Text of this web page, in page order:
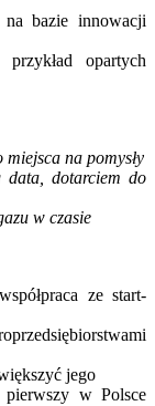
bazie innowacji
opartych
na pomysły
data, dotarciem do
w czasie
ze start-
jego
pierwszy w Polsce